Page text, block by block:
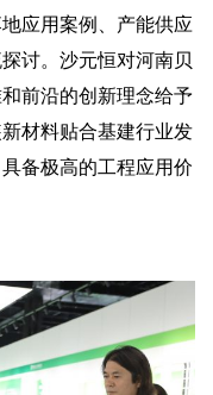
应用案例、产能供应
讨。沙元恒对河南贝
前沿的创新理念给予
材料贴合基建行业发
备极高的工程应用价